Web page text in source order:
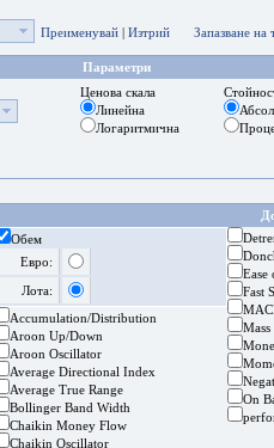
Преименувай | Изтрий Запазване на
Параметри
Ценова скала
Линейна
Логаритмична
Обем
Евро:
Лота:
Accumulation/Distribution
Aroon Up/Down
Aroon Oscillator
Average Directional Index
Average True Range
Bollinger Band Width
Chaikin Money Flow
Chaikin Oscillator
Ease
Fast
On